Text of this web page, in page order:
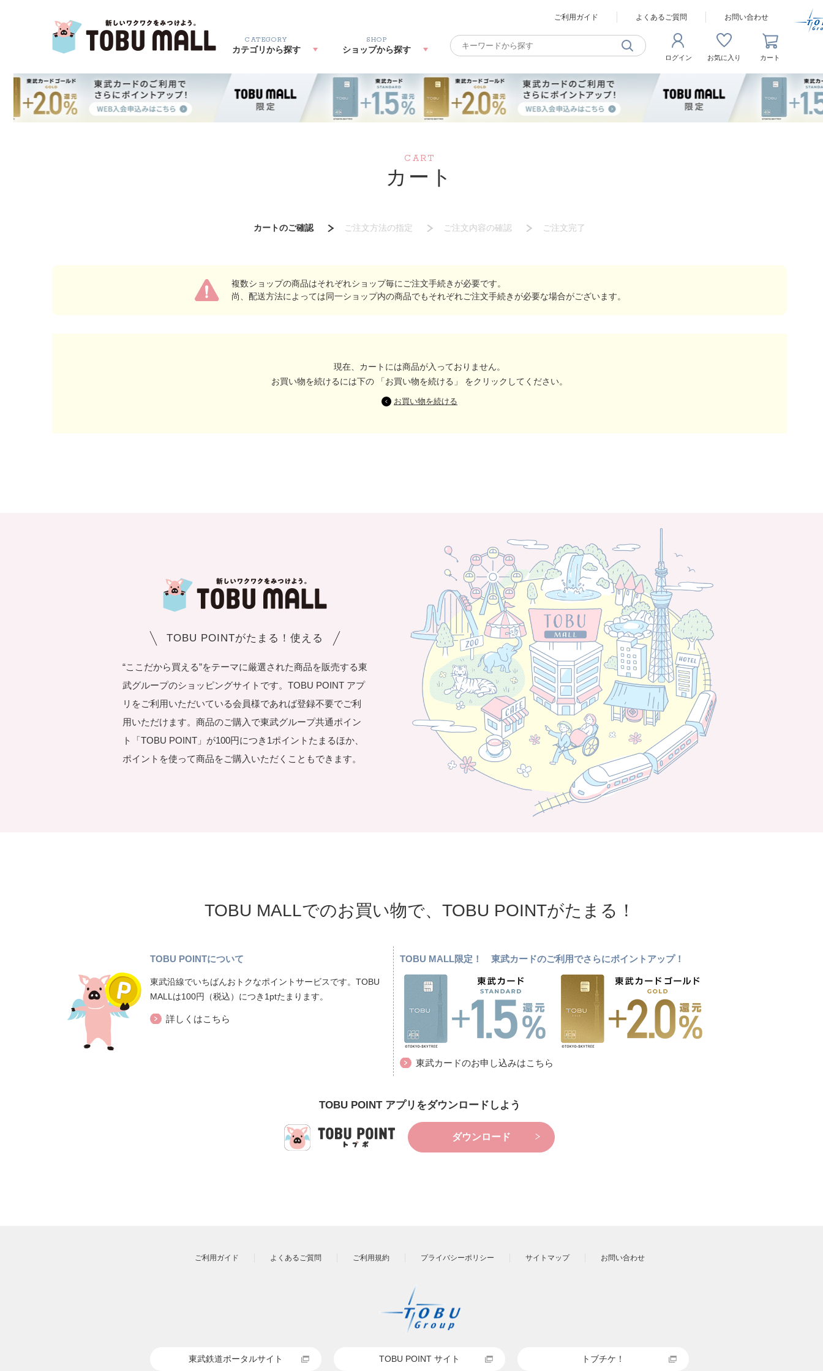
ご利用ガイド よくあるご質問 お問い合わせ
CATEGORY
カテゴリから探す
SHOP
ショップから探す
ログイン お気に入り カート
CART
カート
カートのご確認 ご注文方法の指定 ご注文内容の確認 ご注文完了
複数ショップの商品はそれぞれショップ毎にご注文手続きが必要です。
尚、配送方法によっては同一ショップ内の商品でもそれぞれご注文手続きが必要な場合がございます。
現在、カートには商品が入っておりません。
お買い物を続けるには下の 「お買い物を続ける」 をクリックしてください。
TOBU POINTがたまる！使える
“ここだから買える”をテーマに厳選された商品を販売する東
武グループのショッピングサイトです。TOBU POINT アプ
リをご利用いただいている会員様であれば登録不要でご利
用いただけます。商品のご購入で東武グループ共通ポイン
ト「TOBU POINT」が100円につき1ポイントたまるほか、
ポイントを使って商品をご購入いただくこともできます。
TOBU MALLでのお買い物で、TOBU POINTがたまる！
TOBU POINTについて
東武沿線でいちばんおトクなポイントサービスです。TOBU
MALLは100円（税込）につき1ptたまります。
詳しくはこちら
TOBU MALL限定！ 東武カードのご利用でさらにポイントアップ！
東武カードのお申し込みはこちら
TOBU POINT アプリをダウンロードしよう
ダウンロード
ご利用ガイド よくあるご質問 ご利用規約 プライバシーポリシー サイトマップ お問い合わせ
東武鉄道ポータルサイト TOBU POINT サイト トブチケ！